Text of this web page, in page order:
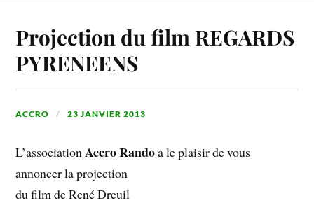
Projection du film REGARDS
PYRENEENS
ACCRO 23 JANVIER 2013
L’associationAccro Randoa le plaisir de vous
annoncer la projection
du film de René Dreuil